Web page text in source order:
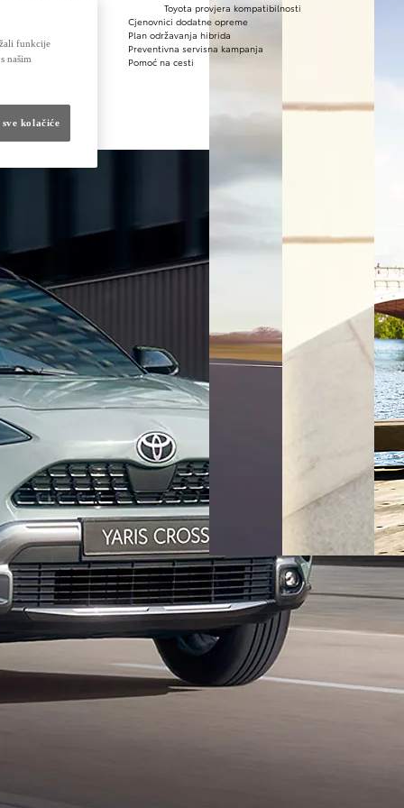
Toyota provjera kompatibilnosti
Cjenovnici dodatne opreme
Plan održavanja hibrida
Preventivna servisna kampanja
Pomoć na cesti
funkcije
našim
kolačiće